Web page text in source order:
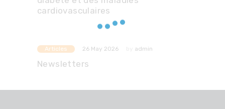
cardiovasculaires
Articles 26 May 2026 admin
Newsletters